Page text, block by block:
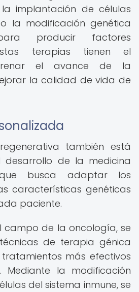
implantación de células
la modificación genética
producir factores
terapias tienen el
el avance de la
la calidad de vida de
también está
desarrollo de la medicina
que busca adaptar los
características genéticas
paciente.
campo de la oncología, se
de terapia génica
más efectivos
Mediante la modificación
del sistema inmune, se